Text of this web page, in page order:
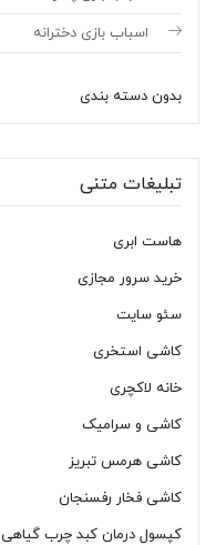
اسباب بازی دخترانه
بدون دسته بندی
تبلیغات متنی
هاست ابری
خرید سرور مجازی
سئو سایت
کاشی استخری
خانه لاکچری
کاشی و سرامیک
کاشی هرمس تبریز
کاشی فخار رفسنجان
کپسول درمان کبد چرب گیاهی